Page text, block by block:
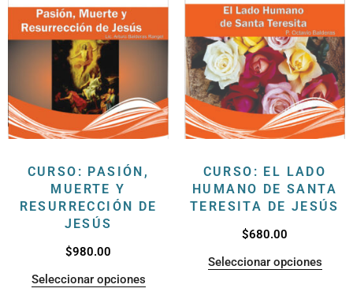
CURSO: PASIÓN,
MUERTE Y
RESURRECCIÓN DE
JESÚS
$980.00
Seleccionar opciones
CURSO: EL LADO
HUMANO DE SANTA
TERESITA DE JESÚS
$680.00
Seleccionar opciones